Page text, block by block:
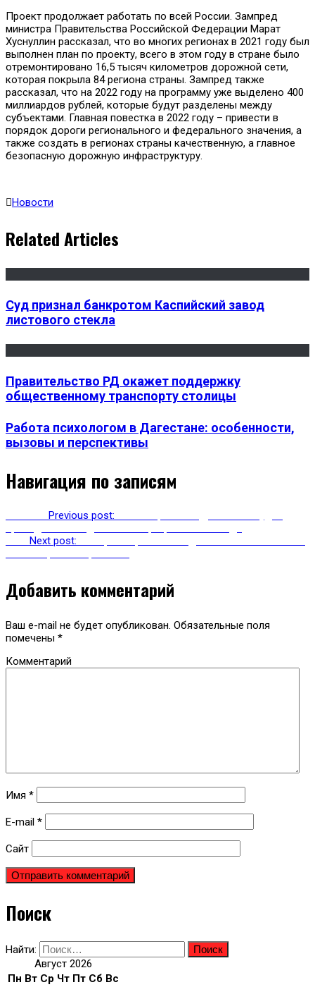
Проект продолжает работать по всей России. Зампред
министра Правительства Российской Федерации Марат
Хуснуллин рассказал, что во многих регионах в 2021 году был
выполнен план по проекту, всего в этом году в стране было
отремонтировано 16,5 тысяч километров дорожной сети,
которая покрыла 84 региона страны. Зампред также
рассказал, что на 2022 году на программу уже выделено 400
миллиардов рублей, которые будут разделены между
субъектами. Главная повестка в 2022 году – привести в
порядок дороги регионального и федерального значения, а
также создать в регионах страны качественную, а главное
безопасную дорожную инфраструктуру.
Новости
Related Articles
Суд признал банкротом Каспийский завод
листового стекла
Правительство РД окажет поддержку
общественному транспорту столицы
Работа психологом в Дагестане: особенности,
вызовы и перспективы
Навигация по записям
Previous post:
Next post:
Добавить комментарий
Ваш e-mail не будет опубликован. Обязательные поля
помечены *
Комментарий
Имя *
E-mail *
Сайт
Поиск
Найти:
Август 2026
Пн Вт Ср Чт Пт Сб Вс